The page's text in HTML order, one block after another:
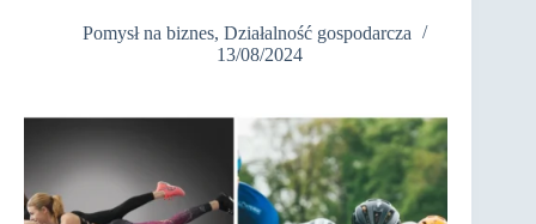
Pomysł na biznes, Działalność gospodarcza
13/08/2024